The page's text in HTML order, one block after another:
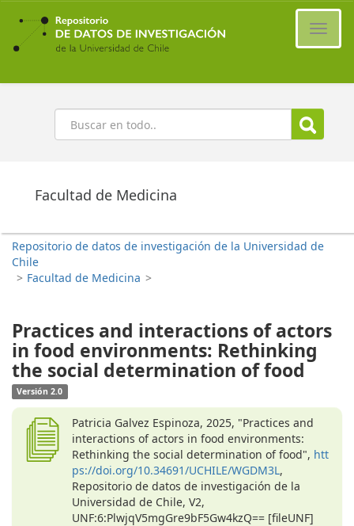
Ir
contenido
principal
Buscar
Facultad de Medicina
Repositorio de datos de investigación de la Universidad de
Chile
> Facultad de Medicina >
Practices and interactions of actors
in food environments: Rethinking
the social determination of food
Versión 2.0
Patricia Galvez Espinoza, 2025, "Practices and
interactions of actors in food environments:
Rethinking the social determination of food", htt
ps://doi.org/10.34691/UCHILE/WGDM3L,
Repositorio de datos de investigación de la
Universidad de Chile, V2,
UNF:6:PlwjqV5mgGre9bF5Gw4kzQ== [fileUNF]